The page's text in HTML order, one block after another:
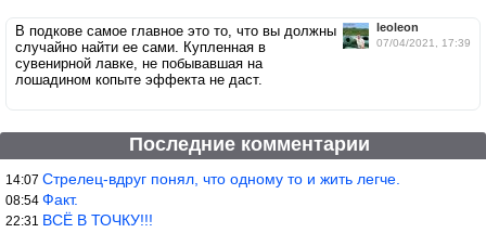
leoleon
07/04/2021, 17:39
В подкове самое главное это то, что вы должны
случайно найти ее сами. Купленная в
сувенирной лавке, не побывавшая на
лошадином копыте эффекта не даст.
Последние комментарии
14:07 Стрелец-вдруг понял, что одному то и жить легче.
08:54 Факт.
22:31 ВСЁ В ТОЧКУ!!!